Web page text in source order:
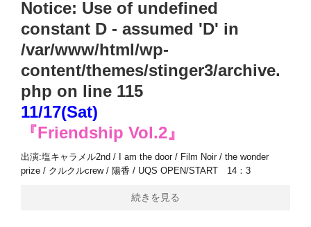
Notice: Use of undefined
constant D - assumed 'D' in
/var/www/html/wp-
content/themes/stinger3/archive.
php on line 115
11/17(Sat)
『Friendship Vol.2』
出演:塩キャラメル2nd / I am the door / Film Noir / the wonder
prize / クルクルcrew / 陽香 / UQS OPEN/START 14：3
続きを見る